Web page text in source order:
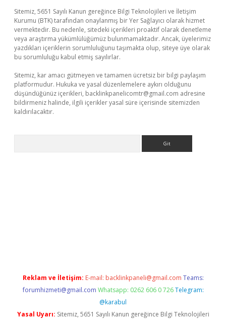
Sitemiz, 5651 Sayılı Kanun gereğince Bilgi Teknolojileri ve İletişim
Kurumu (BTK) tarafından onaylanmış bir Yer Sağlayıcı olarak hizmet
vermektedir. Bu nedenle, sitedeki içerikleri proaktif olarak denetleme
veya araştırma yükümlülüğümüz bulunmamaktadır. Ancak, üyelerimiz
yazdıkları içeriklerin sorumluluğunu taşımakta olup, siteye üye olarak
bu sorumluluğu kabul etmiş sayılırlar.
Sitemiz, kar amacı gütmeyen ve tamamen ücretsiz bir bilgi paylaşım
platformudur. Hukuka ve yasal düzenlemelere aykırı olduğunu
düşündüğünüz içerikleri, backlinkpanelicomtr@gmail.com adresine
bildirmeniz halinde, ilgili içerikler yasal süre içerisinde sitemizden
kaldırılacaktır.
Reklam ve İletişim: E-mail: backlinkpaneli@gmail.com Teams:
forumhizmeti@gmail.com Whatsapp: 0262 606 0 726 Telegram:
@karabul
Yasal Uyarı: Sitemiz, 5651 Sayılı Kanun gereğince Bilgi Teknolojileri